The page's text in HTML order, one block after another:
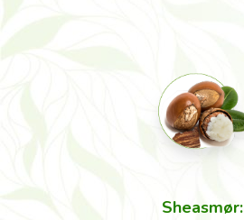
Sheasmør: